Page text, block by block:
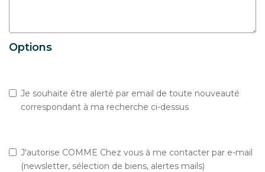
Options
Je souhaite être alerté par email de toute nouveauté
correspondant à ma recherche ci-dessus
J'autorise COMME Chez vous à me contacter par e-mail
(newsletter, sélection de biens, alertes mails)